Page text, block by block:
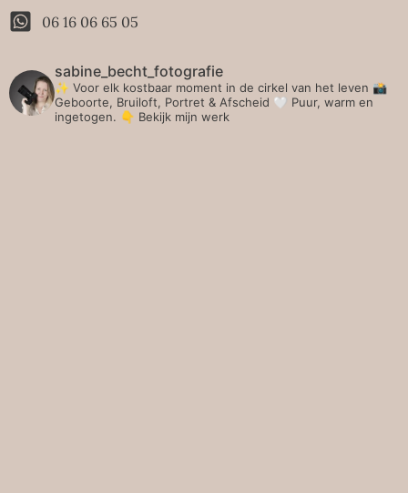
06 16 06 65 05
sabine_becht_fotografie
✨ Voor elk kostbaar moment in de cirkel van het leven 📸
Geboorte, Bruiloft, Portret & Afscheid 🤍 Puur, warm en
ingetogen. 👇 Bekijk mijn werk